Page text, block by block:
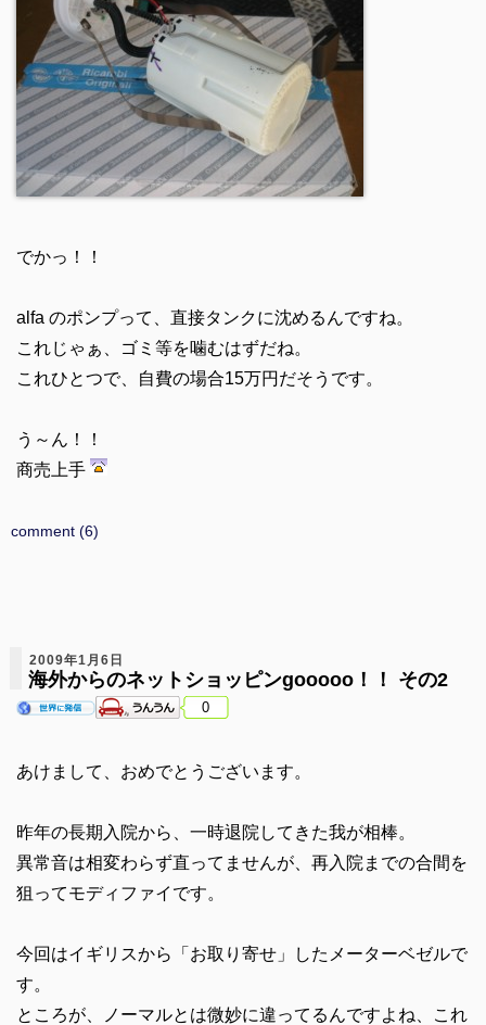
でかっ！！
alfa のポンプって、直接タンクに沈めるんですね。
これじゃぁ、ゴミ等を噛むはずだね。
これひとつで、自費の場合15万円だそうです。
う～ん！！
商売上手
comment (6)
2009年1月6日
海外からのネットショッピンgooooo！！ その2
0
あけまして、おめでとうございます。
昨年の長期入院から、一時退院してきた我が相棒。
異常音は相変わらず直ってませんが、再入院までの合間を
狙ってモディファイです。
今回はイギリスから「お取り寄せ」したメーターベゼルで
す。
ところが、ノーマルとは微妙に違ってるんですよね、これ